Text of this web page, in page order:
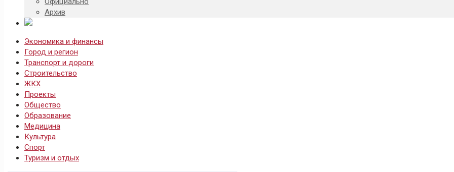
Архив
Экономика и финансы
Город и регион
Транспорт и дороги
Строительство
ЖКХ
Проекты
Общество
Образование
Медицина
Культура
Спорт
Туризм и отдых